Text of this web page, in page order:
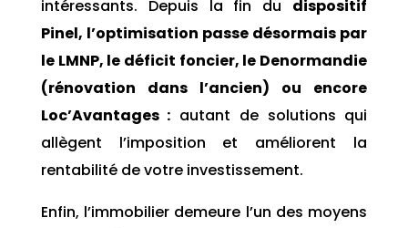
intéressants. Depuis la fin du dispositif
Pinel, l’optimisation passe désormais par
le LMNP, le déficit foncier, le Denormandie
(rénovation dans l’ancien) ou encore
Loc’Avantages : autant de solutions qui
allègent l’imposition et améliorent la
rentabilité de votre investissement.
Enfin, l’immobilier demeure l’un des moyens